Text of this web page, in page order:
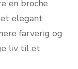
en broche
elegant
farverig og
liv til et